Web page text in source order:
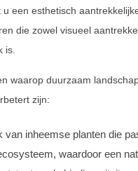
een esthetisch
die zowel visueel
is.
waarop duurzaam
zijn:
van inheemse planten die
waardoor een